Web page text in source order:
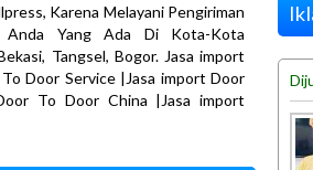
Karena Melayani Pengiriman
Anda Yang Ada Di Kota-Kota
Tangsel, Bogor. Jasa import
Door Service |Jasa import Door
To Door China |Jasa import